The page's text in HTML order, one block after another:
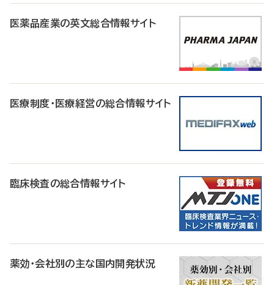
医薬品産業の英文総合情報サイト
医療制度・医療経営の総合情報サイト
臨床検査の総合情報サイト
薬効・会社別の主な国内開発状況